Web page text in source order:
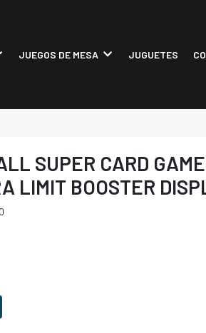
JUEGOS DE MESA JUGUETES
SUPER CARD
LIMIT BOOSTER